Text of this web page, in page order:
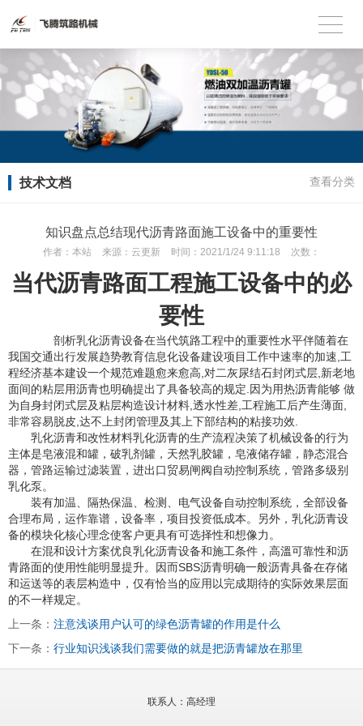
技术文档 查看分类
知识盘点总结现代沥青路面施工设备中的重要性
作者： 本站 来源： 云更新 时间： 2021/1/24 9:11:18 次数：
当代沥青路面工程施工设备中的必
要性
剖析乳化沥青设备在当代筑路工程中的重要性水平伴随着在
我国交通出行发展趋势教育信息化设备建设项目工作中速率的加速,工
程经济基本建设一个规范难题愈来愈高,对二灰尿结石封闭式层,新老地
面间的粘层用沥青也明确提出了具备较高的规定.因为用热沥青能够 做
为自身封闭式层及粘层构造设计材料,透水性差,工程施工后产生薄面,
非常容易脱皮,达不上封闭管理及其上下部结构的粘接功效.
乳化沥青和改性材料乳化沥青的生产流程决策了机械设备的行为
主体是皂液混和罐，破乳剂罐，天然乳胶罐，皂液储存罐，静态混合
器，管路运输过滤装置，进出口贸易闸阀自动控制系统，管路多级别
乳化泵。
装有加温、隔热保温、检测、电气设备自动控制系统，全部设备
合理布局，运作靠谱，设备率，项目投资低成本。另外，乳化沥青设
备的模块化核心理念使客户更具有可选择性和想像力。
在混和设计方案优良乳化沥青设备和施工条件，高溫可靠性和沥
青路面的使用性能明显提升。因而SBS沥青明确一般沥青具备在存储
和运送等的表层构造中，仅有恰当的应用以完成期待的实际效果层面
的不一样规定。
上一条： 注意浅谈用户认可的绿色沥青罐的作用是什么
下一条： 行业知识浅谈我们需要做的就是把沥青罐放在那里
联系人：高经理